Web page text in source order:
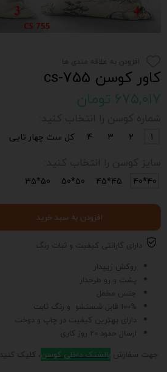
کاور کوسن cs-755
۶۷۵,۰۱۷ تومان
دارای گارانتی کیفیت و ثبات رنگ
روکش زیپدار
پشت و رو طرحدار
جنس مخمل
100% قابل شستشو و رنگ ثابت
دارای بهترین کیفیت در چاپ و دوخت
ارسال حدود 20 روز کاری
جهت سفارش بالشتک داخلی کوسن، کلیک کنید.
1
2
3
4 کل ست چهار تایی
40*40
45*45
50*50
50*35
افزودن به سبد خرید
افزودن به علاقه مندی ها